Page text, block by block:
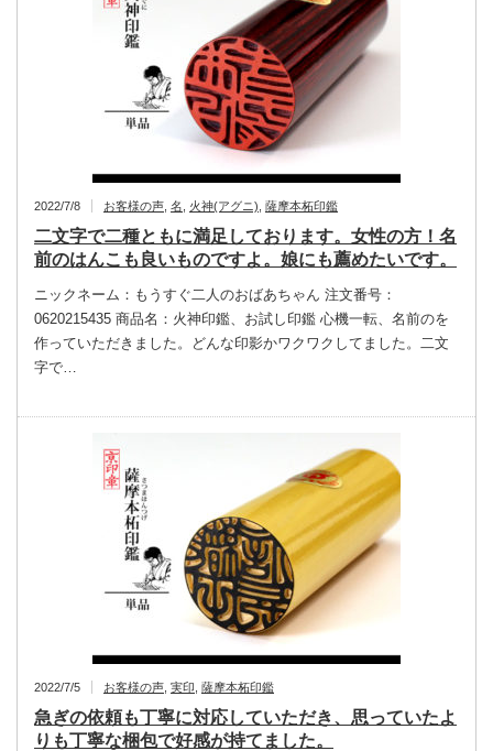
2022/7/8 お客様の声 名 火神(アグニ) 薩摩本柘印鑑
二文字で二種ともに満足しております。女性の方！名
前のはんこも良いものですよ。娘にも薦めたいです。
ニックネーム：もうすぐ二人のおばあちゃん 注文番号：
0620215435 商品名：火神印鑑、お試し印鑑 心機一転、名前のを
作っていただきました。どんな印影かワクワクしてました。二文
字で…
2022/7/5 お客様の声 実印 薩摩本柘印鑑
急ぎの依頼も丁寧に対応していただき、思っていたよ
りも丁寧な梱包で好感が持てました。